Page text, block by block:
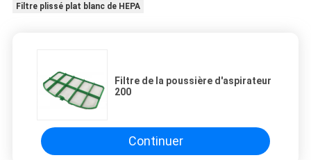
Filtre plissé plat blanc de HEPA
Filtre de la poussière d'aspirateur
200
Continuer